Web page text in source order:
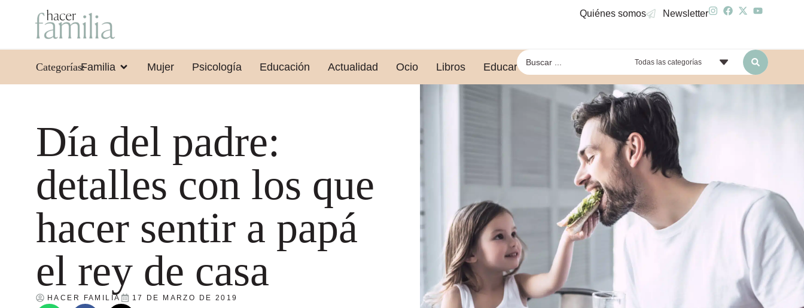
Quiénes somos Newsletter
Categorías:Familia Mujer Psicología Educación Actualidad Ocio Libros Educar leyendo Todas las categorías
Día del padre:
detalles con los que
hacer sentir a papá
el rey de casa
HACER FAMILIA 17 DE MARZO DE 2019